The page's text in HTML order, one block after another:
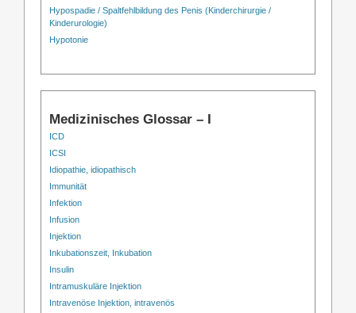
Hypospadie / Spaltfehlbildung des Penis (Kinderchirurgie /
Kinderurologie)
Hypotonie
Medizinisches Glossar – I
ICD
ICSI
Idiopathie, idiopathisch
Immunität
Infektion
Infusion
Injektion
Inkubationszeit, Inkubation
Insulin
Intramuskuläre Injektion
Intravenöse Injektion, intravenös